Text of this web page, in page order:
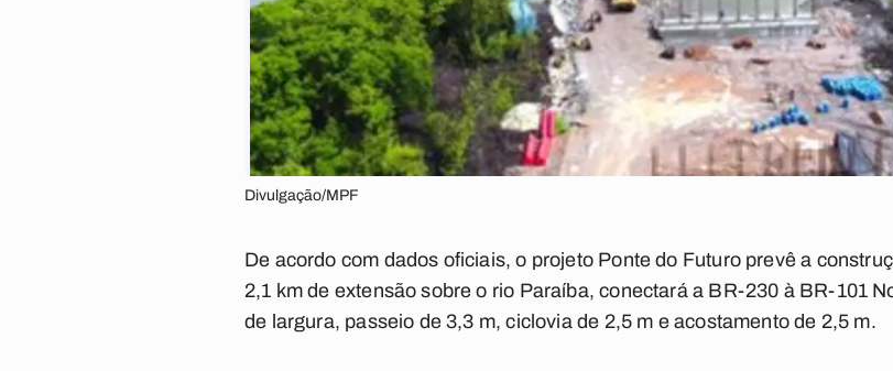
Divulgação/MPF
De acordo com dados oficiais, o projeto Ponte do Futuro prevê a
2,1 km de extensão sobre o rio Paraíba, conectará a BR-230 à BR-101
de largura, passeio de 3,3 m, ciclovia de 2,5 m e acostamento de 2,5 m.